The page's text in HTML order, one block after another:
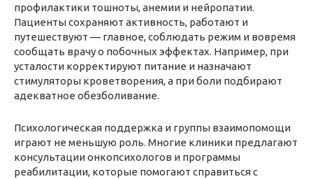
профилактики тошноты, анемии и нейропатии.
Пациенты сохраняют активность, работают и
путешествуют — главное, соблюдать режим и вовремя
сообщать врачу о побочных эффектах. Например, при
усталости корректируют питание и назначают
стимуляторы кроветворения, а при боли подбирают
адекватное обезболивание.
Психологическая поддержка и группы взаимопомощи
играют не меньшую роль. Многие клиники предлагают
консультации онкопсихологов и программы
реабилитации, которые помогают справиться с